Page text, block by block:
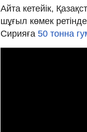
Айта кетейік,
шұғыл көмек
Сирияға 50 тонна